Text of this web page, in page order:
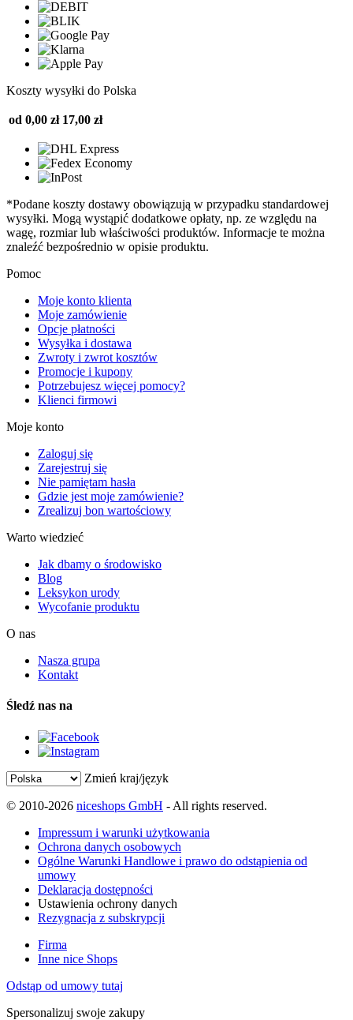
Koszty wysyłki do Polska
od 0,00 zł 17,00 zł
*Podane koszty dostawy obowiązują w przypadku standardowej
wysyłki. Mogą wystąpić dodatkowe opłaty, np. ze względu na
wagę, rozmiar lub właściwości produktów. Informacje te można
znaleźć bezpośrednio w opisie produktu.
Pomoc
Moje konto klienta
Moje zamówienie
Opcje płatności
Wysyłka i dostawa
Zwroty i zwrot kosztów
Promocje i kupony
Potrzebujesz więcej pomocy?
Klienci firmowi
Moje konto
Zaloguj się
Zarejestruj się
Nie pamiętam hasła
Gdzie jest moje zamówienie?
Zrealizuj bon wartościowy
Warto wiedzieć
Jak dbamy o środowisko
Blog
Leksykon urody
Wycofanie produktu
O nas
Nasza grupa
Kontakt
Śledź nas na
Zmień kraj/język
© 2010-2026 niceshops GmbH - All rights reserved.
Impressum i warunki użytkowania
Ochrona danych osobowych
Ogólne Warunki Handlowe i prawo do odstąpienia od
umowy
Deklaracja dostępności
Ustawienia ochrony danych
Rezygnacja z subskrypcji
Firma
Inne nice Shops
Odstąp od umowy tutaj
Spersonalizuj swoje zakupy